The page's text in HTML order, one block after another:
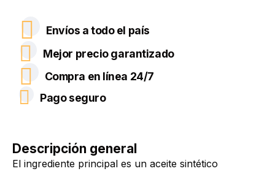
Envíos a todo el país
Mejor precio garantizado
Compra en línea 24/7
Pago seguro
Descripción general
El ingrediente principal es un aceite sintético